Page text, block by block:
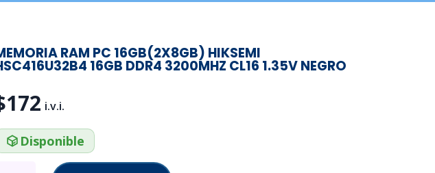
RAM PC 16GB(2X8GB) HIKSEMI
16GB DDR4 3200MHZ CL16 1.35V NEGRO
172
Disponible